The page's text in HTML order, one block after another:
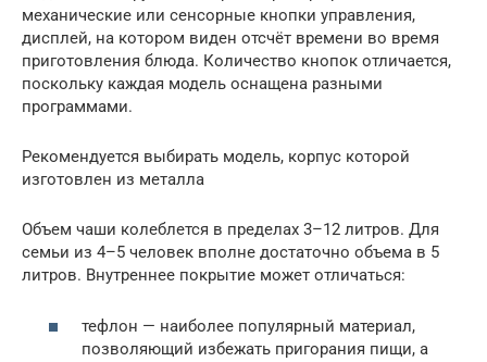
механические или сенсорные кнопки управления,
дисплей, на котором виден отсчёт времени во время
приготовления блюда. Количество кнопок отличается,
поскольку каждая модель оснащена разными
программами.
Рекомендуется выбирать модель, корпус которой
изготовлен из металла
Объем чаши колеблется в пределах 3–12 литров. Для
семьи из 4–5 человек вполне достаточно объема в 5
литров. Внутреннее покрытие может отличаться:
тефлон — наиболее популярный материал,
позволяющий избежать пригорания пищи, а